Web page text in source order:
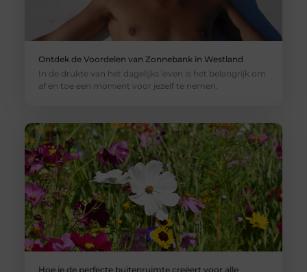
Ontdek de Voordelen van Zonnebank in Westland
In de drukte van het dagelijks leven is het belangrijk om
af en toe een moment voor jezelf te nemen.
Hoe je de perfecte buitenruimte creëert voor alle